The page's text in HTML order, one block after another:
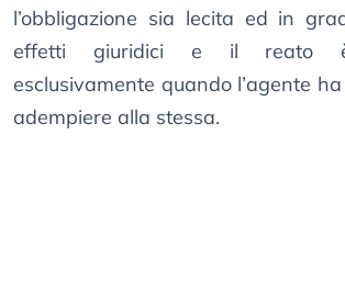
l’obbligazione sia lecita ed in
effetti giuridici e il reato è
esclusivamente quando l’agente
adempiere alla stessa.